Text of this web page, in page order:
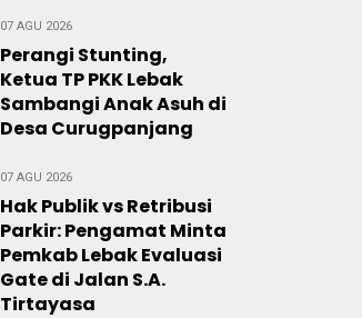
07 AGU 2026
Perangi Stunting,
Ketua TP PKK Lebak
Sambangi Anak Asuh di
Desa Curugpanjang
07 AGU 2026
Hak Publik vs Retribusi
Parkir: Pengamat Minta
Pemkab Lebak Evaluasi
Gate di Jalan S.A.
Tirtayasa